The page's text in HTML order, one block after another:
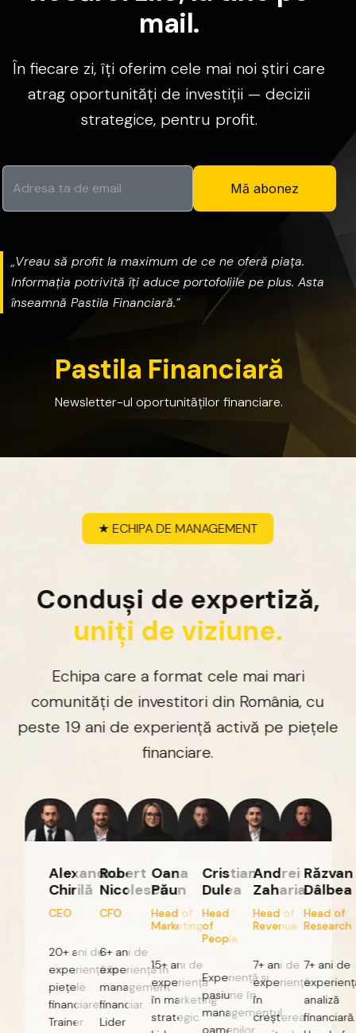
mail.
În fiecare zi, îți oferim cele mai noi știri care
atrag oportunități de investiții — decizii
strategice, pentru profit.
Mă abonez
„Vreau să profit la maximum de ce ne oferă piața.
Informația potrivită îți aduce portofoliile pe plus. Asta
înseamnă Pastila Financiară.”
Pastila Financiară
Newsletter-ul oportunităților financiare.
★ECHIPADEMANAGEMENT
Condușideexpertiză,
unițideviziune.
Echipa care a format cele mai mari
comunități de investitori din România, cu
peste 19 ani de experiență activă pe piețele
financiare.
Alexandru
Chirilă
CEO
20+ ani de
experiență în
piețele
financiare.
Trainer
Robert
Nicolescu
CFO
6+ ani de
experiență în
management
financiar.
Lider
Oana
Păun
Head of
Marketing
15+ ani de
experiență
în marketing
strategic.
Cristian
Dulea
Head
of
People
Experiență și
pasiune în
managementul
oamenilor.
Andrei
Zaharia
Head of
Revenue
7+ ani de
experiență
în
creșterea
Răzvan
Dâlbea
Head of
Research
7+ ani de
experiență
analiză
financiară.